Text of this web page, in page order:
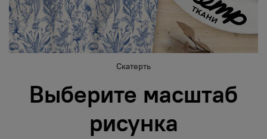
Скатерть
Выберите масштаб
рисунка